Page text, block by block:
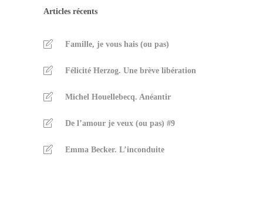
Articles récents
Famille, je vous hais (ou pas)
Félicité Herzog. Une brève libération
Michel Houellebecq. Anéantir
De l’amour je veux (ou pas) #9
Emma Becker. L’inconduite